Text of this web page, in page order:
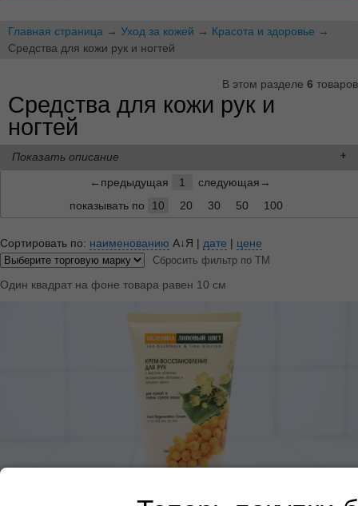
Главная страница → Уход за кожей → Красота и здоровье →
Средства для кожи рук и ногтей
В этом разделе 6 товаров
Средства для кожи рук и
ногтей
Показать описание
←предыдущая
1
следующая→
показывать по
10 20 30 50 100
Сортировать по: наименованию А↓Я | дате | цене
Сбросить фильтр по ТМ
Один квадрат на фоне товара равен 10 см